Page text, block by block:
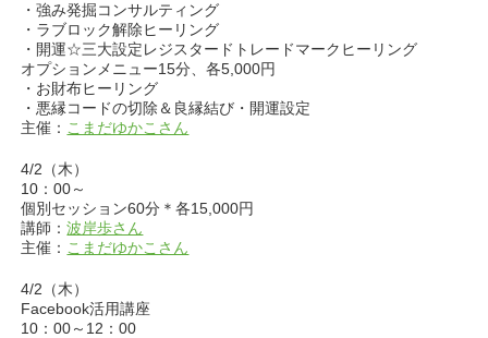
・強み発掘コンサルティング
・ラブロック解除ヒーリング
・開運☆三大設定レジスタードトレードマークヒーリング
オプションメニュー15分、各5,000円
・お財布ヒーリング
・悪縁コードの切除＆良縁結び・開運設定
主催： こまだゆかこさん
4/2（木）
10：00～
個別セッション60分＊各15,000円
講師：波岸歩さん
主催： こまだゆかこさん
4/2（木）
Facebook活用講座
10：00～12：00